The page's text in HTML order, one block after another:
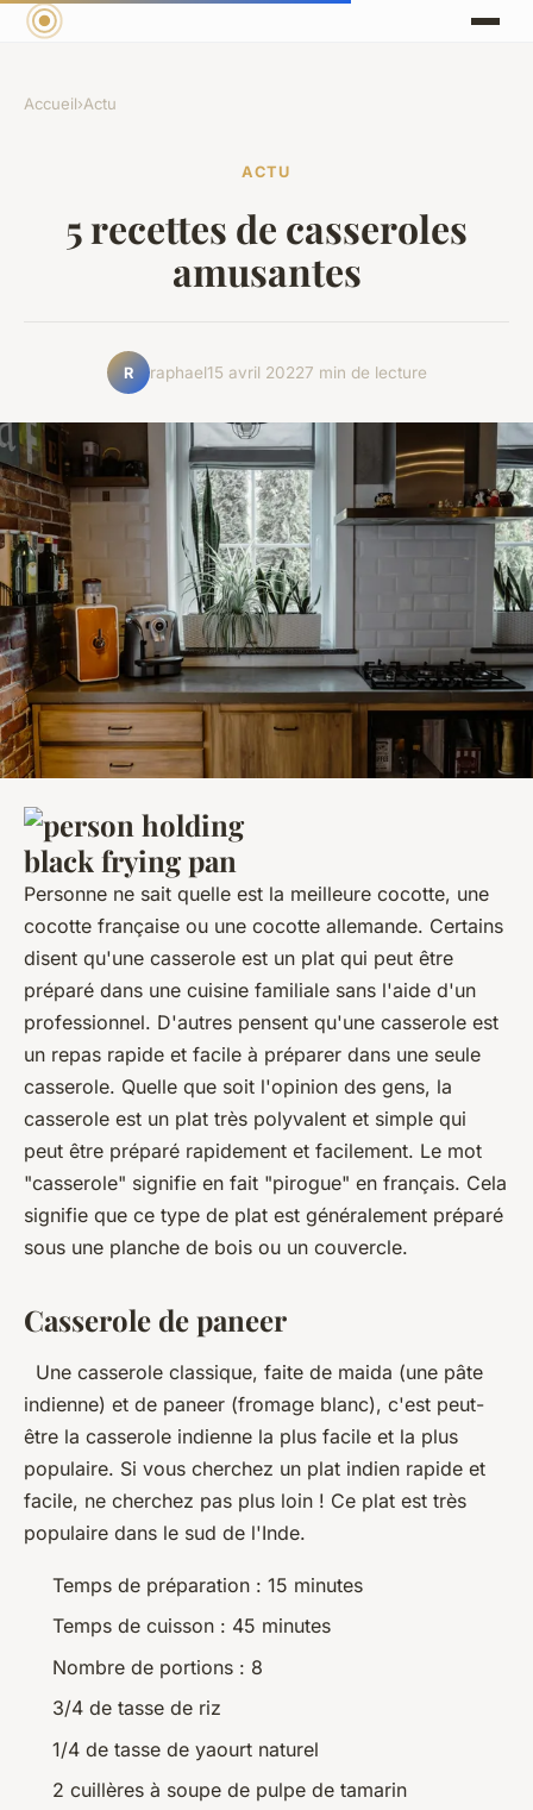
Accueil›Actu
ACTU
5 recettes de casseroles
amusantes
R raphael15 avril 20227 min de lecture
Personne ne sait quelle est la meilleure cocotte, une
cocotte française ou une cocotte allemande. Certains
disent qu'une casserole est un plat qui peut être
préparé dans une cuisine familiale sans l'aide d'un
professionnel. D'autres pensent qu'une casserole est
un repas rapide et facile à préparer dans une seule
casserole. Quelle que soit l'opinion des gens, la
casserole est un plat très polyvalent et simple qui
peut être préparé rapidement et facilement. Le mot
"casserole" signifie en fait "pirogue" en français. Cela
signifie que ce type de plat est généralement préparé
sous une planche de bois ou un couvercle.
Casserole de paneer
Une casserole classique, faite de maida (une pâte
indienne) et de paneer (fromage blanc), c'est peut-
être la casserole indienne la plus facile et la plus
populaire. Si vous cherchez un plat indien rapide et
facile, ne cherchez pas plus loin ! Ce plat est très
populaire dans le sud de l'Inde.
Temps de préparation : 15 minutes
Temps de cuisson : 45 minutes
Nombre de portions : 8
3/4 de tasse de riz
1/4 de tasse de yaourt naturel
2 cuillères à soupe de pulpe de tamarin